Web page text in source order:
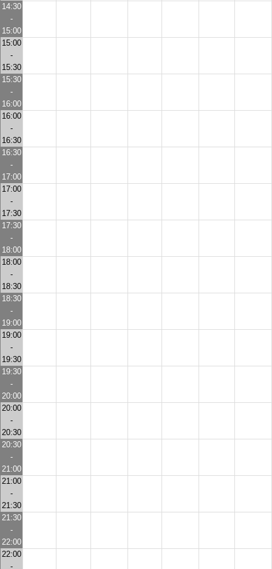
14:30
-
15:00
15:00
-
15:30
15:30
-
16:00
16:00
-
16:30
16:30
-
17:00
17:00
-
17:30
17:30
-
18:00
18:00
-
18:30
18:30
-
19:00
19:00
-
19:30
19:30
-
20:00
20:00
-
20:30
20:30
-
21:00
21:00
-
21:30
21:30
-
22:00
22:00
-